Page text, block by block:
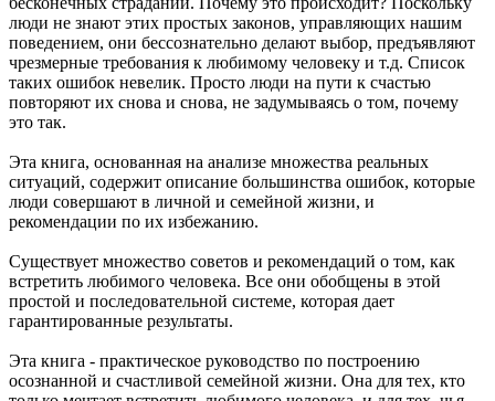
люди не знают этих простых законов, управляющих нашим
поведением, они бессознательно делают выбор, предъявляют
чрезмерные требования к любимому человеку и т.д. Список
таких ошибок невелик. Просто люди на пути к счастью
повторяют их снова и снова, не задумываясь о том, почему
это так.
Эта книга, основанная на анализе множества реальных
ситуаций, содержит описание большинства ошибок, которые
люди совершают в личной и семейной жизни, и
рекомендации по их избежанию.
Существует множество советов и рекомендаций о том, как
встретить любимого человека. Все они обобщены в этой
простой и последовательной системе, которая дает
гарантированные результаты.
Эта книга - практическое руководство по построению
осознанной и счастливой семейной жизни. Она для тех, кто